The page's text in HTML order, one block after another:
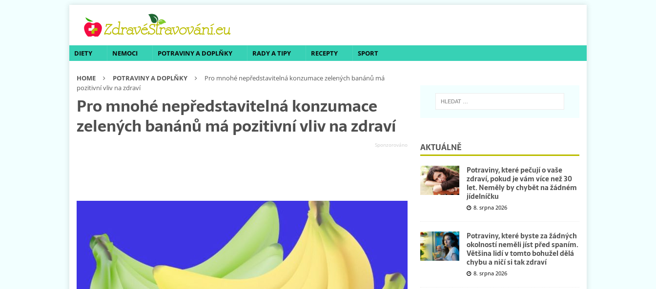
DIETY NEMOCI POTRAVINY A DOPLŇKY RADY A TIPY RECEPTY SPORT
HOME POTRAVINY A DOPLŇKY
Pro mnohé nepředstavitelná konzumace zelených banánů má
pozitivní vliv na zdraví
Pro mnohé nepředstavitelná konzumace
zelených banánů má pozitivní vliv na zdraví
AKTUÁLNĚ
Potraviny, které pečují o vaše
zdraví, pokud je vám více než 30
let. Neměly by chybět na žádném
jídelníčku
8. srpna 2026
Potraviny, které byste za žádných
okolností neměli jíst před spaním.
Většina lidí v tomto bohužel dělá
chybu a ničí si tak zdraví
8. srpna 2026